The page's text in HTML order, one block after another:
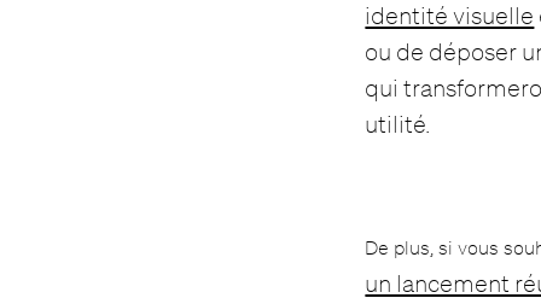
identité visuelle
ou de déposer
qui
utilité.
De plus, si vous
un lancement